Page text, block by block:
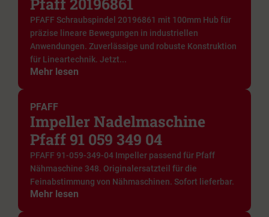
PFAFF Schraubspindel 20196861 mit 100mm Hub für
präzise lineare Bewegungen in industriellen
Anwendungen. Zuverlässige und robuste Konstruktion
für Lineartechnik. Jetzt...
Mehr lesen
PFAFF
Impeller Nadelmaschine
Pfaff 91 059 349 04
PFAFF 91-059-349-04 Impeller passend für Pfaff
Nähmaschine 348. Originalersatzteil für die
Feinabstimmung von Nähmaschinen. Sofort lieferbar.
Mehr lesen